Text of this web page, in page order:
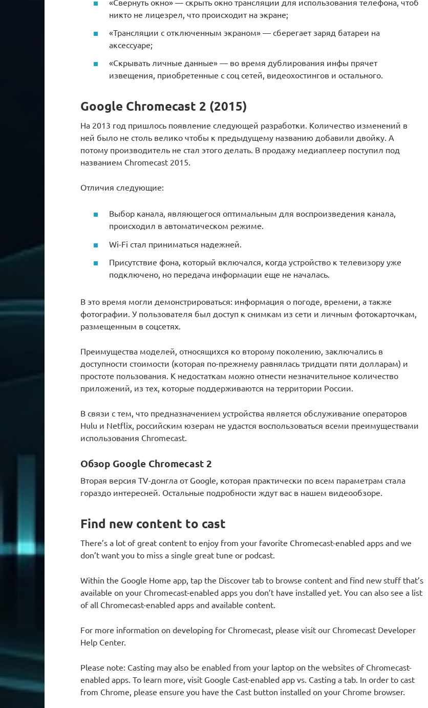
никто не лицезрел, что происходит на экране;
«Трансляции с отключенным экраном» — сберегает заряд батареи на
аксессуаре;
«Скрывать личные данные» — во время дублирования инфы прячет
извещения, приобретенные с соц сетей, видеохостингов и остального.
Google Chromecast 2 (2015)
На 2013 год пришлось появление следующей разработки. Количество изменений в
ней было не столь велико чтобы к предыдущему названию добавили двойку. А
потому производитель не стал этого делать. В продажу медиаплеер поступил под
названием Chromecast 2015.
Отличия следующие:
Выбор канала, являющегося оптимальным для воспроизведения канала,
происходил в автоматическом режиме.
Wi-Fi стал приниматься надежней.
Присутствие фона, который включался, когда устройство к телевизору уже
подключено, но передача информации еще не началась.
В это время могли демонстрироваться: информация о погоде, времени, а также
фотографии. У пользователя был доступ к снимкам из сети и личным фотокарточкам,
размещенным в соцсетях.
Преимущества моделей, относящихся ко второму поколению, заключались в
доступности стоимости (которая по-прежнему равнялась тридцати пяти долларам) и
простоте пользования. К недостаткам можно отнести незначительное количество
приложений, из тех, которые поддерживаются на территории России.
В связи с тем, что предназначением устройства является обслуживание операторов
Hulu и Netflix, российским юзерам не удастся воспользоваться всеми преимуществами
использования Chromecast.
Обзор Google Chromecast 2
Вторая версия TV-донгла от Google, которая практически по всем параметрам стала
гораздо интересней. Остальные подробности ждут вас в нашем видеообзоре.
Find new content to cast
There’s a lot of great content to enjoy from your favorite Chromecast-enabled apps and we
don’t want you to miss a single great tune or podcast.
Within the Google Home app, tap the Discover tab to browse content and find new stuff that’s
available on your Chromecast-enabled apps you don’t have installed yet. You can also see a list
of all Chromecast-enabled apps and available content.
For more information on developing for Chromecast, please visit our Chromecast Developer
Help Center.
Please note: Casting may also be enabled from your laptop on the websites of Chromecast-
enabled apps. To learn more, visit Google Cast-enabled app vs. Casting a tab. In order to cast
from Chrome, please ensure you have the Cast button installed on your Chrome browser.